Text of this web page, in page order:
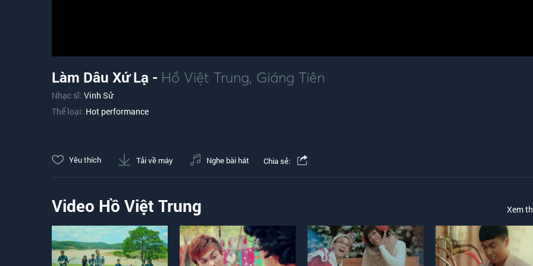
Làm Dâu Xứ Lạ - Hồ Việt Trung, Giáng Tiên
Nhạc sĩ: Vinh Sử
Thể loại: Hot performance
Yêu thích Tải về máy Nghe bài hát Chia sẻ:
Video Hồ Việt Trung Xem